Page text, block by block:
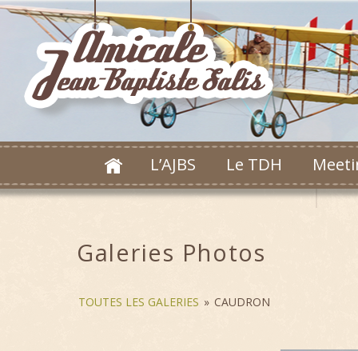
L’AJBS Le TDH
Galeries Photos
TOUTES LES GALERIES » CAUDRON